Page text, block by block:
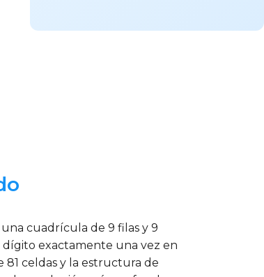
cuadrícula de 9 filas y 9
dígito exactamente una vez en
81 celdas y la estructura de